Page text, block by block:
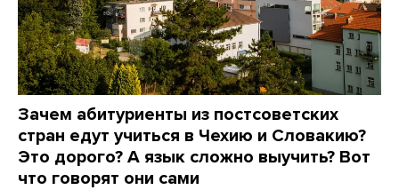
Зачем абитуриенты из постсоветских
стран едут учиться в Чехию и Словакию?
Это дорого? А язык сложно выучить? Вот
что говорят они сами